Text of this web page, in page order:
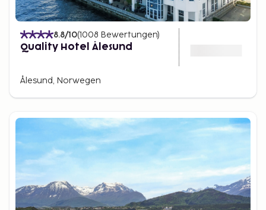
8.8/10(1008 Bewertungen)
Quality Hotel Ålesund
Ålesund, Norwegen